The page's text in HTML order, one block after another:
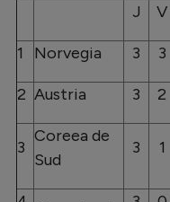
J V
1 Norvegia 3 3
2 Austria 3 2
3
Coreea de
Sud
3 1